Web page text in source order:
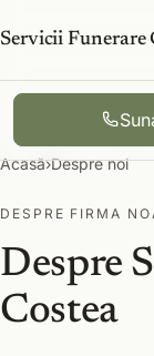
Servicii Funerare
Acasă›Despre noi
DESPRE FIRMA
Despre
Costea